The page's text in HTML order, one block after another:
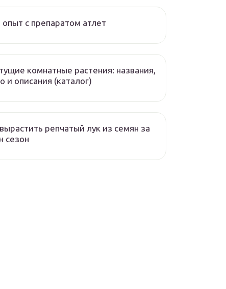
с препаратом атлет
комнатные растения: названия,
и описания (каталог)
репчатый лук из семян за
сезон